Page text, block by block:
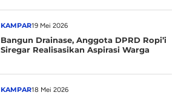
KAMPAR19 Mei 2026
Bangun Drainase, Anggota DPRD Ropi’i
Siregar Realisasikan Aspirasi Warga
KAMPAR18 Mei 2026